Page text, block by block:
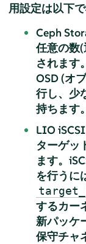
用設定は以下
Ceph
任意の数
されます
OSD (オ
行し、少
持ちます。
LIO
ターゲッ
ます。
を行うに
するカー
新パッケ
保守チャ